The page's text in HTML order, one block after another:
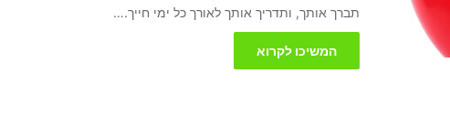
תברך אותך, ותדריך אותך לאורך כל ימי חייך.…
המשיכו לקרוא